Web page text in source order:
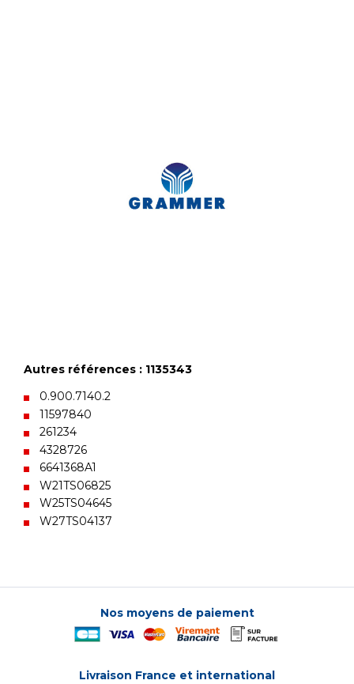
Autres références : 1135343
0.900.7140.2
11597840
261234
4328726
6641368A1
W21TS06825
W25TS04645
W27TS04137
Nos moyens de paiement
Livraison France et international